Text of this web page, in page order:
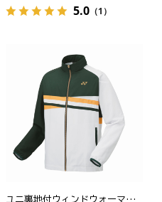
5.0（1）
ユニ裏地付ウィンドウォーマーシャツ(フィットスタイル)